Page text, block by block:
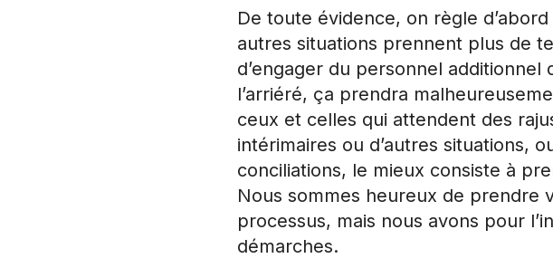
De toute évidence, on règle
autres situations prennent plus de
d’engager du personnel
l’arriéré, ça prendra
ceux et celles qui attendent des
intérimaires ou d’autres situations,
conciliations, le mieux consiste à
Nous sommes heureux de prendre
processus, mais nous avons pour
démarches.